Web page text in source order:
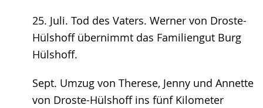
25. Juli. Tod des Vaters. Werner von Droste-
Hülshoff übernimmt das Familiengut Burg
Hülshoff.
Sept. Umzug von Therese, Jenny und Annette
von Droste-Hülshoff ins fünf Kilometer